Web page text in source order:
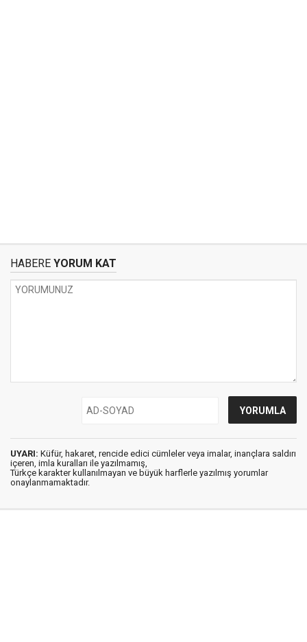
HABERE YORUM KAT
UYARI: Küfür, hakaret, rencide edici cümleler veya imalar, inançlara saldırı
içeren, imla kuralları ile yazılmamış,
Türkçe karakter kullanılmayan ve büyük harflerle yazılmış yorumlar
onaylanmamaktadır.